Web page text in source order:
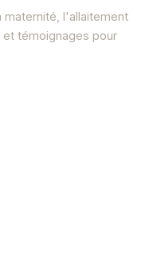
maternité, l'allaitement
et témoignages pour